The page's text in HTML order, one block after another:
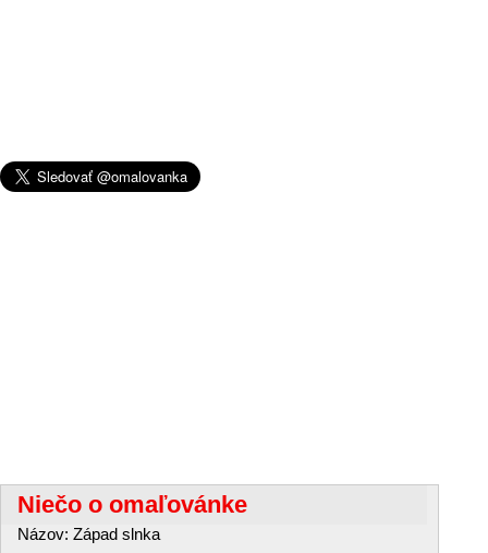
Niečo o omaľovánke
Názov: Západ slnka